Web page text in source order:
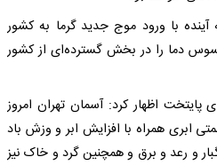
آینده با ورود موج جدید گرما به کشور
دما را در بخش گسترده‌ای از کشور
اظهار کرد: آسمان تهران امروز
تا قسمتی ابری همراه با افزایش ابر و وزش باد
و رعد و برق و همچنین گرد و خاک نیز